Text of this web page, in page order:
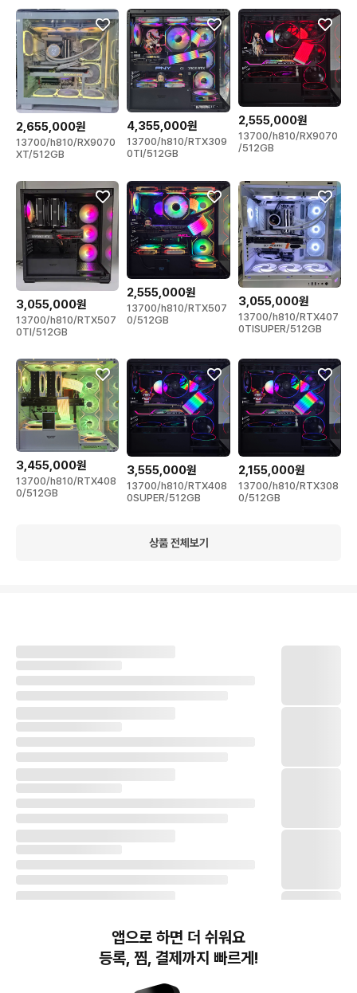
2,655,000원
13700/h810/RX9070
XT/512GB
4,355,000원
13700/h810/RTX309
0TI/512GB
2,555,000원
13700/h810/RX9070
/512GB
3,055,000원
13700/h810/RTX507
0TI/512GB
2,555,000원
13700/h810/RTX507
0/512GB
3,055,000원
13700/h810/RTX407
0TISUPER/512GB
3,455,000원
13700/h810/RTX408
0/512GB
3,555,000원
13700/h810/RTX408
0SUPER/512GB
2,155,000원
13700/h810/RTX308
0/512GB
상품 전체보기
앱으로 하면 더 쉬워요
등록, 찜, 결제까지 빠르게!